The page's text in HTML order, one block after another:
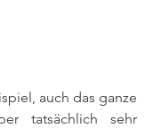
auch das ganze
tatsächlich sehr